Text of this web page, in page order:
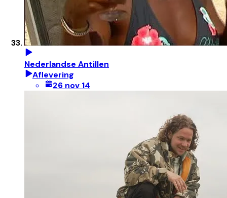
Nederlandse Antillen
Aflevering
26 nov 14